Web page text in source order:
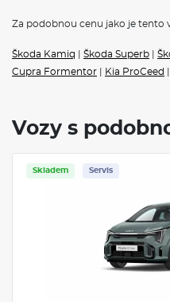
Za podobnou cenu jako je
Škoda Kamiq Škoda Superb
Cupra Formentor
Kia ProCeed
Vozy s
Skladem Servis